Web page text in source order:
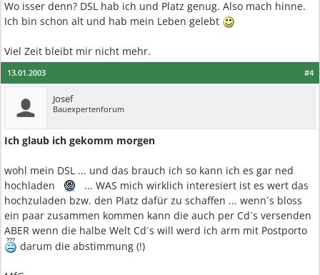
Wo isser denn? DSL hab ich und Platz genug. Also mach hinne.
Ich bin schon alt und hab mein Leben gelebt
Viel Zeit bleibt mir nicht mehr.
#4
13.01.2003
Josef
Bauexpertenforum
Ich glaub ich gekomm morgen
wohl mein DSL ... und das brauch ich so kann ich es gar ned
hochladen
... WAS mich wirklich interesiert ist es wert das
hochzuladen bzw. den Platz dafür zu schaffen ... wenn´s bloss
ein paar zusammen kommen kann die auch per Cd´s versenden
ABER wenn die halbe Welt Cd´s will werd ich arm mit Postporto
darum die abstimmung (!)